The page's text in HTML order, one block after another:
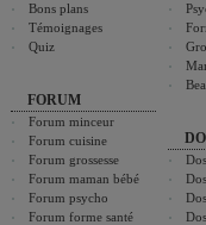
Bons plans
Témoignages
Quiz
FORUM
Forum minceur
Forum cuisine
Forum grossesse
Forum maman bébé
Forum psycho
Forum forme santé